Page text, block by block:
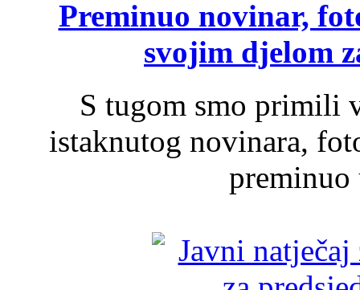
Preminuo novinar,
svojim djelom
S tugom smo primili
istaknutog novinara,